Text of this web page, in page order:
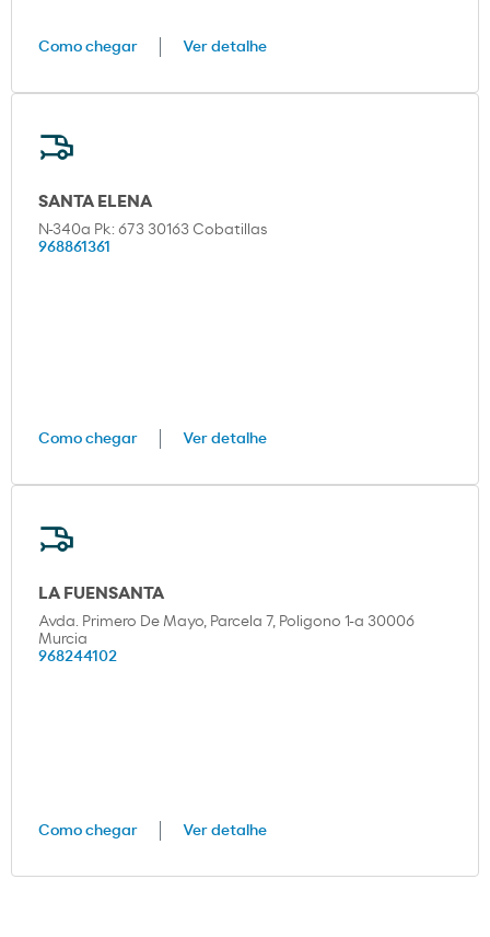
Como chegar Ver detalhe
SANTA ELENA
N-340a Pk: 673 30163 Cobatillas
968861361
Como chegar Ver detalhe
LA FUENSANTA
Avda. Primero De Mayo, Parcela 7, Poligono 1-a 30006
Murcia
968244102
Como chegar Ver detalhe